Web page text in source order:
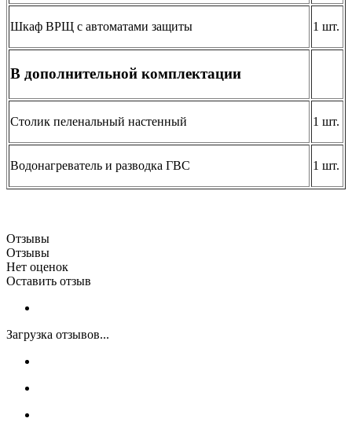
Шкаф ВРЩ с автоматами защиты 1 шт.
В дополнительной комплектации
Столик пеленальный настенный 1 шт.
Водонагреватель и разводка ГВС 1 шт.
Отзывы
Отзывы
Нет оценок
Оставить отзыв
Загрузка отзывов...